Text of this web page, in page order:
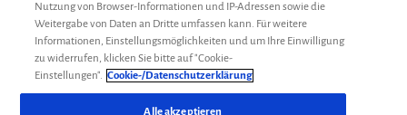
Sport & Ernährung Redaktion 12. Januar 2018
Sport bei Hämophilie A – 10 Dos und Don’ts
Nutzung von Browser-Informationen und IP-Adressen sowie die
Weitergabe von Daten an Dritte umfassen kann. Für weitere
Informationen, Einstellungsmöglichkeiten und um Ihre Einwilligung
zu widerrufen, klicken Sie bitte auf "Cookie-
Einstellungen". Cookie-/Datenschutzerklärung
Alle akzeptieren